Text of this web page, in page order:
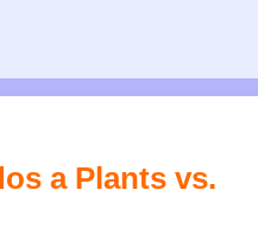
a Plants vs.